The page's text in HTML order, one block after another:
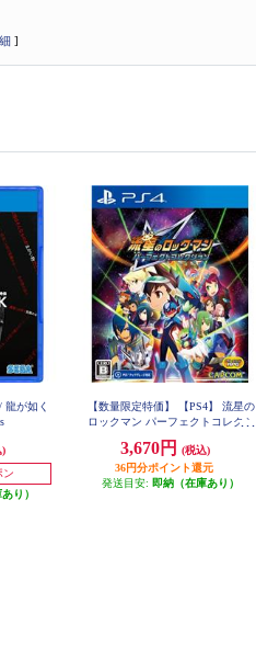
]
龍が如く
)
ン
り）
【数量限定特価】 【PS4】 流星の
ロックマン パーフェクトコレクシ
3,670円
(税込)
36円分ポイント還元
発送目安: 即納（在庫あり）